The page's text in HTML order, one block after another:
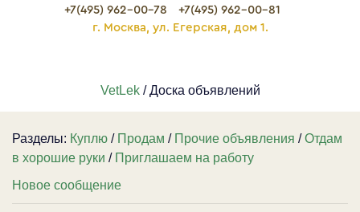
+7(495) 962-00-78
+7(495) 962-00-81
г. Москва, ул. Егерская, дом 1.
VetLek/ Доска объявлений
Разделы: Куплю / Продам / Прочие объявления /Отдам
в хорошие руки / Приглашаем на работу
Новое сообщение